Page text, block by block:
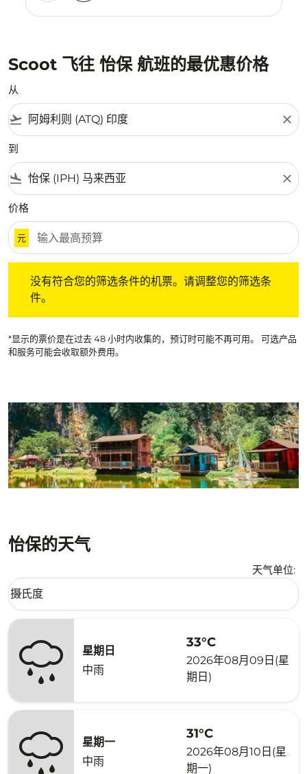
Scoot 飞往 怡保 航班的最优惠价格
从
flight_takeoff close
到
flight_land close
价格
元
没有符合您的筛选条件的机票。请调整您的筛选条
件。
*显示的票价是在过去 48 小时内收集的，预订时可能不再可用。 可选产品
和服务可能会收取额外费用。
怡保的天气
天气单位:
Weather unit option 摄氏度 Selected
摄氏度
keyboard_arrow_down
星期日
中雨
33°C
2026年08月09日(星
期日)
星期一
中雨
31°C
2026年08月10日(星
期一)